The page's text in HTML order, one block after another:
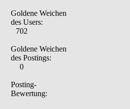
Goldene Weichen
des Users:
702
Goldene Weichen
des Postings:
0
Posting-
Bewertung: